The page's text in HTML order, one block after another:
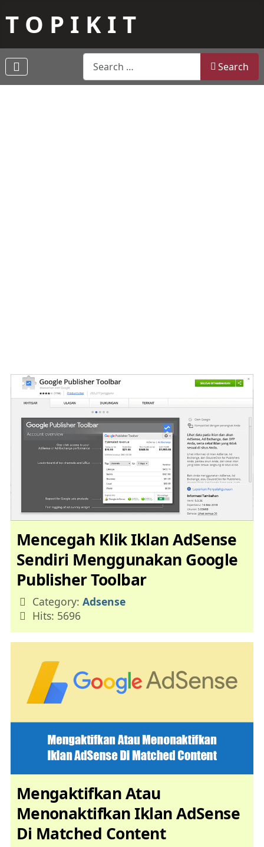
T O P I K I T
Search Search
Mencegah Klik Iklan AdSense
Sendiri Menggunakan Google
Publisher Toolbar
Details
Category: Adsense
Hits: 5696
Mengaktifkan Atau
Menonaktifkan Iklan AdSense
Di Matched Content